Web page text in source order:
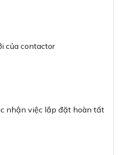
của contactor
nhận việc lắp đặt hoàn tất